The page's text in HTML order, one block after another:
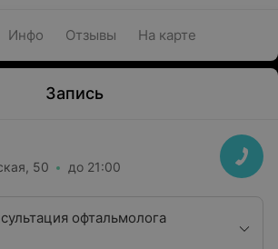
Инфо Отзывы На карте
Запись
50 до 21:00
офтальмолога